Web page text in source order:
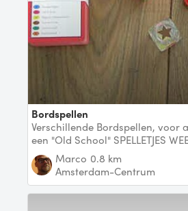
Bordspellen
Verschillende Bordspellen, voor
een "Old School" SPELLETJES
organiseert.
Marco 0.8 km
Amsterdam-Centrum